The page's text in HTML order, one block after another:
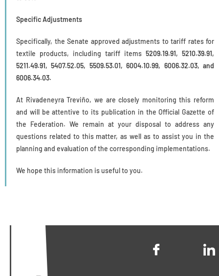
Specific Adjustments
Specifically, the Senate approved adjustments to tariff rates for
textile products, including tariff items 5209.19.91, 5210.39.91,
5211.49.91, 5407.52.05, 5509.53.01, 6004.10.99, 6006.32.03, and
6006.34.03.
At Rivadeneyra Treviño, we are closely monitoring this reform
and will be attentive to its publication in the Official Gazette of
the Federation. We remain at your disposal to address any
questions related to this matter, as well as to assist you in the
planning and evaluation of the corresponding implementations.
We hope this information is useful to you.